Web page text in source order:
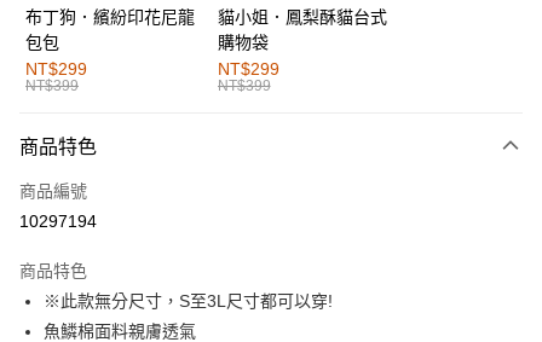
運送方式
全家取貨付款
每筆NT$60，滿NT$1,000(含以上)免運費
付款後全家取貨
萊爾富取貨付款
付款後萊爾富取貨
每筆NT$60，滿NT$1,000(含以上)免運費
布丁狗．繽紛印花尼龍
包包
NT$299
NT$399
貓小姐．鳳梨酥貓台式
購物袋
NT$299
NT$399
商品特色
商品編號
10297194
商品特色
※此款無分尺寸，S至3L尺寸都可以穿!
魚鱗棉面料親膚透氣